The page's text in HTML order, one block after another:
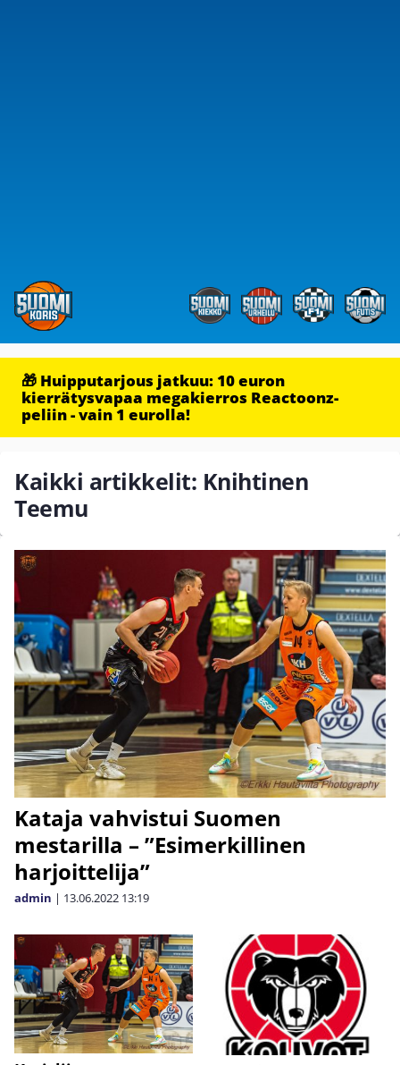
🎁 Huipputarjous jatkuu: 10 euron
kierrätysvapaa megakierros Reactoonz-
peliin - vain 1 eurolla!
Kaikki artikkelit: Knihtinen
Teemu
Kataja vahvistui Suomen
mestarilla – ”Esimerkillinen
harjoittelija”
admin | 13.06.2022 13:19